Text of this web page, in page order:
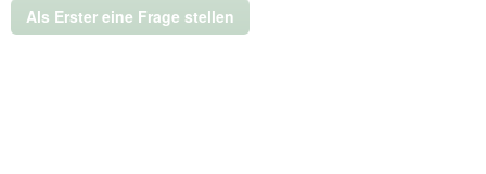
ein
modales
Als Erster eine Frage stellen